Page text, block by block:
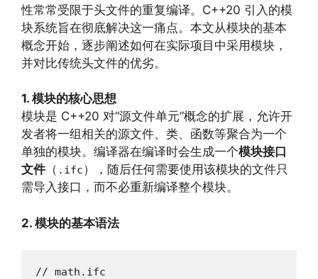
性常常受限于头文件的重复编译。C++20 引入的模
块系统旨在彻底解决这一痛点。本文从模块的基本
概念开始，逐步阐述如何在实际项目中采用模块，
并对比传统头文件的优劣。
1. 模块的核心思想
模块是 C++20 对“源文件单元”概念的扩展，允许开
发者将一组相关的源文件、类、函数等聚合为一个
单独的模块。编译器在编译时会生成一个模块接口
文件 （ .ifc），随后任何需要使用该模块的文件只
需导入接口，而不必重新编译整个模块。
2. 模块的基本语法
// math.ifc